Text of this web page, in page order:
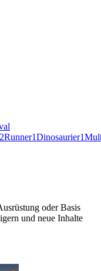
2Runner1Dinosaurier1
oder Basis
und neue Inhalte